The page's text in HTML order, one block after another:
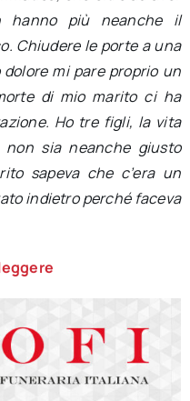
hanno più neanche il
Chiudere le porte a una
mi pare proprio un
di mio marito ci ha
Ho tre figli, la vita
sia neanche giusto
sapeva che c’era un
indietro perché faceva